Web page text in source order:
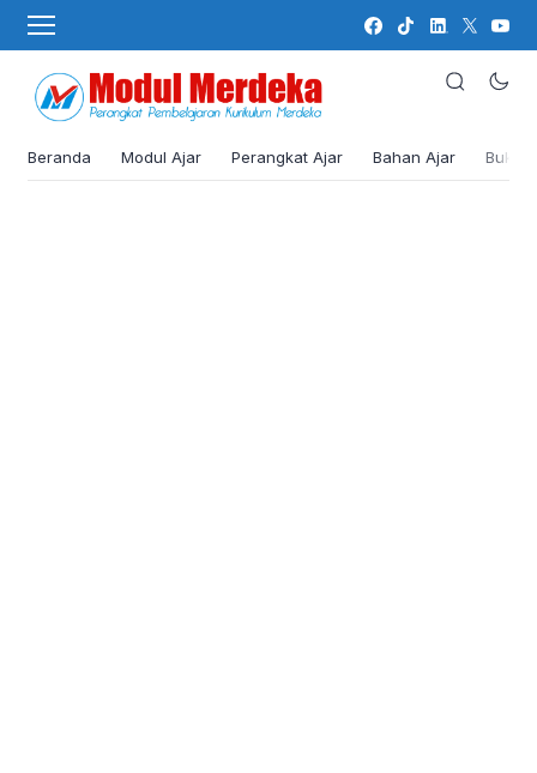
Beranda Modul Ajar Perangkat Ajar Bahan Ajar Buku